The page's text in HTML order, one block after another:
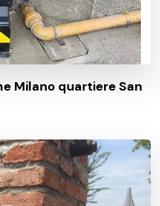
Milano quartiere San